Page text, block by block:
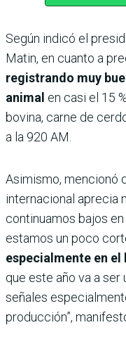
Según indicó el
Matin, en cuanto a
registrando muy
animal en casi el 15
bovina, carne de
a la 920 AM.
Asimismo, mencionó
internacional aprecia
continuamos bajos
estamos un poco
especialmente en el
que este año va a ser
señales
producción”,